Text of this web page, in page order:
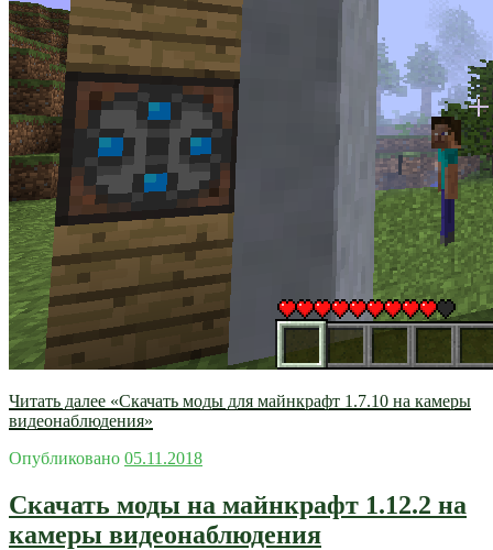
Читать далее «Скачать моды для майнкрафт 1.7.10 на камеры
видеонаблюдения»
Опубликовано 05.11.2018
Скачать моды на майнкрафт 1.12.2 на
камеры видеонаблюдения